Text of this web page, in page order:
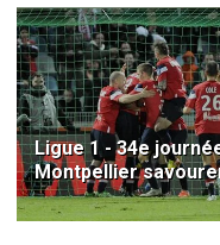
Ligue 1 - 34e
Montpellier